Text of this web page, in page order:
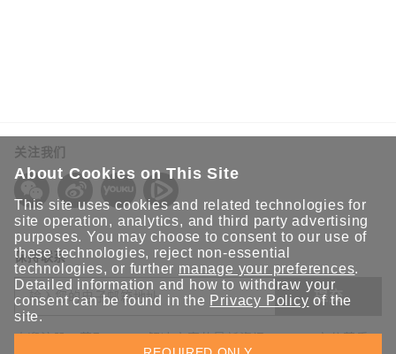
关注我们
保持联系
提交
欢迎注册，获取 Moxa 解决方案的最新资讯。Moxa 充分尊重
About Cookies on This Site
This site uses cookies and related technologies for
site operation, analytics, and third party advertising
purposes. You may choose to consent to our use of
these technologies, reject non-essential
technologies, or further manage your preferences.
Detailed information and how to withdraw your
consent can be found in the Privacy Policy of the
site.